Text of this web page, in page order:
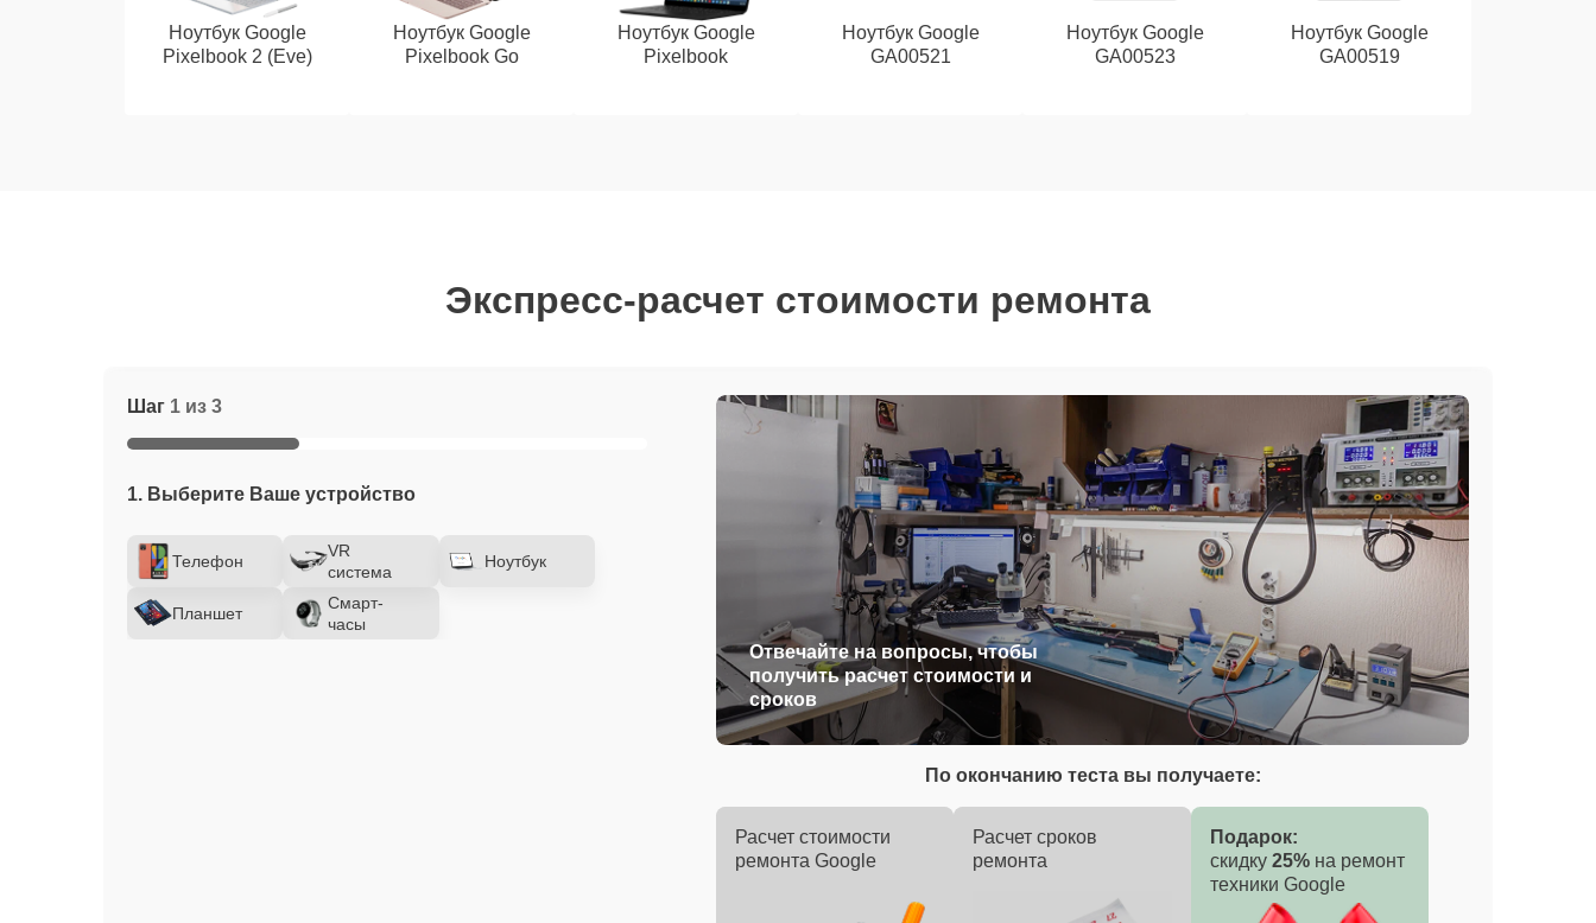
Ноутбук Google
Pixelbook 2 (Eve)
Ноутбук Google
Pixelbook Go
Ноутбук Google
Pixelbook
Ноутбук Google
GA00521
Ноутбук Google
GA00523
Ноутбук Google
GA00519
Экспресс-расчет стоимости ремонта
Шаг 1 из 3
1. Выберите Ваше устройство
Телефон
VR
система
Ноутбук
Планшет
Смарт-
часы
Отвечайте на вопросы, чтобы
получить расчет стоимости и
сроков
По окончанию теста вы получаете:
Расчет стоимости
ремонта Google
Расчет сроков
ремонта
Подарок:
скидку 25% на ремонт
техники Google